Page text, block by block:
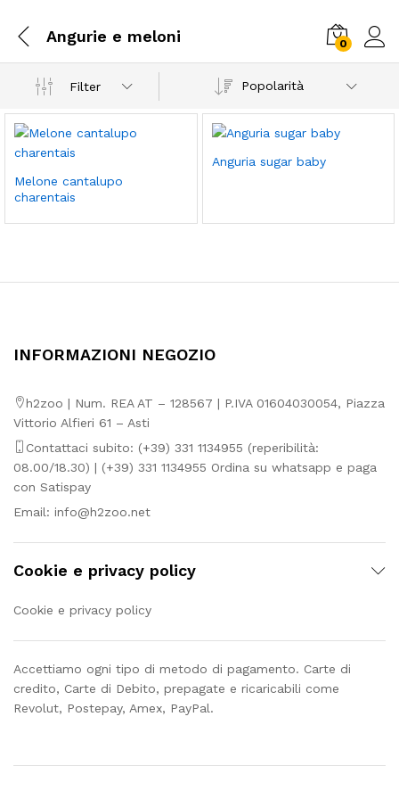
Angurie e meloni 0
Filter Popolarità
Melone cantalupo
charentais
Anguria sugar baby
INFORMAZIONI NEGOZIO
h2zoo | Num. REA AT – 128567 | P.IVA 01604030054, Piazza
Vittorio Alfieri 61 – Asti
Contattaci subito: (+39) 331 1134955 (reperibilità:
08.00/18.30) | (+39) 331 1134955 Ordina su whatsapp e paga
con Satispay
Email: info@h2zoo.net
Cookie e privacy policy
Cookie e privacy policy
Accettiamo ogni tipo di metodo di pagamento. Carte di
credito, Carte di Debito, prepagate e ricaricabili come
Revolut, Postepay, Amex, PayPal.